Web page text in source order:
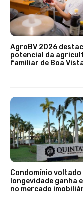
AgroBV 2026
potencial da
familiar de Boa
Condomínio voltado
longevidade ganha
no mercado